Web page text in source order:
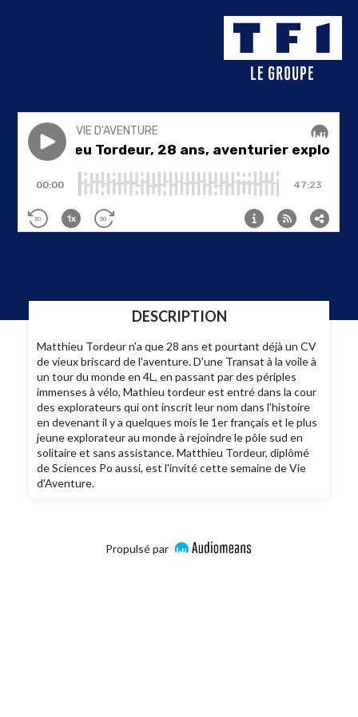
DESCRIPTION
Matthieu Tordeur n'a que 28 ans et pourtant déjà un CV
de vieux briscard de l'aventure. D'une Transat à la voile à
un tour du monde en 4L, en passant par des périples
immenses à vélo, Mathieu tordeur est entré dans la cour
des explorateurs qui ont inscrit leur nom dans l'histoire
en devenant il y a quelques mois le 1er français et le plus
jeune explorateur au monde à rejoindre le pôle sud en
solitaire et sans assistance. Matthieu Tordeur, diplômé
de Sciences Po aussi, est l'invité cette semaine de Vie
d'Aventure.
Propulsé par